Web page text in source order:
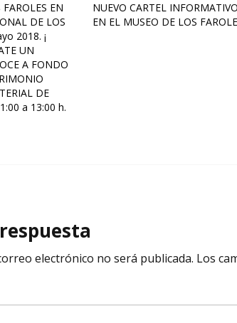
EN
DE LOS
2018. ¡
UN
A FONDO
DE
a 13:00 h.
NUEVO CARTEL INFORMATIVO
EN EL MUSEO DE LOS
electrónico no será publicada. Los